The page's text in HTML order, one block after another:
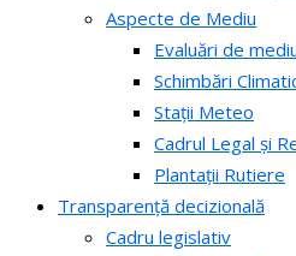
Aspecte de Mediu
Evaluări de
Schimbări
Stații Meteo
Cadrul Legal și
Plantații Rutiere
Transparență decizională
Cadru legislativ